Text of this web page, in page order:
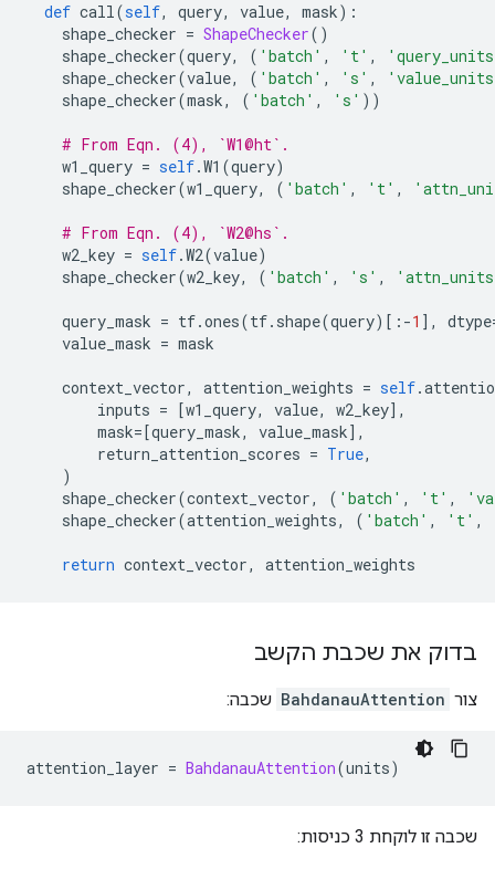
def call(self, query, value, mask):
shape_checker = ShapeChecker()
shape_checker(query, ( 'batch' , 't' ,
shape_checker(value, ( 'batch' , 's' ,
shape_checker(mask, ( 'batch' , 's' ))
# From Eqn. (4), `W1@ht`.
w1_query = self.W1 (query)
shape_checker(w1_query, ( 'batch' , 't' ,
# From Eqn. (4), `W2@hs`.
w2_key = self.W2(value)
shape_checker(w2_key, ( 'batch' , 's' ,
query_mask = tf.ones(tf. shape(query)[:-1 ], dtype
value_mask = mask
context_vector, attention_weights = self.
inputs = [w1_query, value, w2_key],
mask=[query_mask, value_mask],
return_attention_scores = True,
)
shape_checker(context_vector, ( 'batch' , 't' ,
shape_checker(attention_weights, ( 'batch' , 't' ,
return context_vector, attention_weights
בדוק את שכבת הקשב
צור BahdanauAttention שכבה:
attention_layer = BahdanauAttention(units)
שכבה זו לוקחת 3 כניסות: